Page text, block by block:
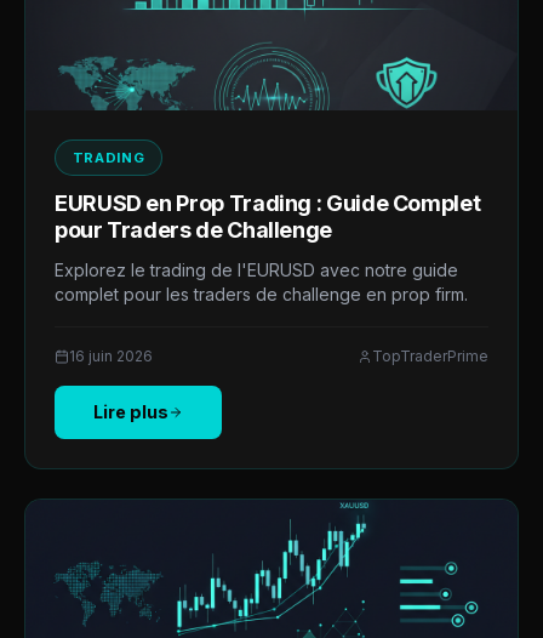
TRADING
EURUSD en Prop Trading : Guide Complet
pour Traders de Challenge
Explorez le trading de l'EURUSD avec notre guide
complet pour les traders de challenge en prop firm.
16 juin 2026 TopTraderPrime
Lire plus